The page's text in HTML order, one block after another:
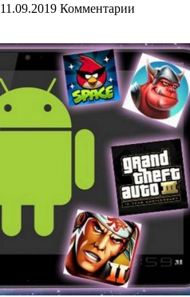
11.09.2019 Комментарии
и
игр
на
Андроид